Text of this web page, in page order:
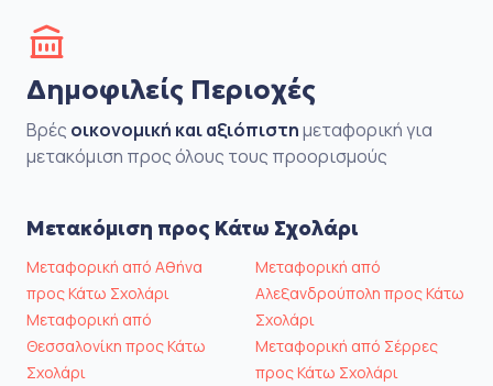
Δημοφιλείς Περιοχές
Βρές οικονομική και αξιόπιστημεταφορική για
μετακόμιση προς όλους τους προορισμούς
Μετακόμιση προς Κάτω Σχολάρι
Μεταφορική από Αθήνα
προς Κάτω Σχολάρι
Μεταφορική από
Θεσσαλονίκη προς Κάτω
Σχολάρι
Μεταφορική από
Αλεξανδρούπολη προς Κάτω
Σχολάρι
Μεταφορική από Σέρρες
προς Κάτω Σχολάρι